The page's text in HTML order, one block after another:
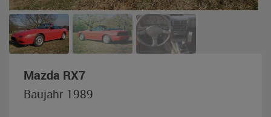
Mazda RX7,
Baujahr
1989,
Baujahr 1989